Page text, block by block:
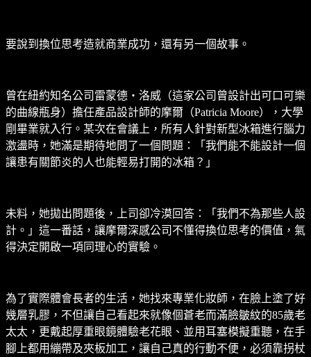
要說到換位思考造就商業成功，還有另一個故事。
曾在紐約知名公司雷蒙德‧洛威（這家公司曾設計出可口可樂
的曲線瓶身）擔任產品設計師的摩爾（Patricia Moore），大學
剛畢業就入行。某次在會議上，所有人針對新型冰箱進行腦力
激盪時，她滿是期待地問了一個問題：「我們能不能設計一個
讓患有關節炎的人也能輕易打開的冰箱？」
未料，她拋出問題後，上司卻冷漠回答：「我們不為那些人設
計。」這一番話，讓摩爾深感公司不懂得換位思考的價值，氣
得決定開啟一項同理心的實驗。
為了實際體會長者的生活，她找來專業化妝師，在臉上塗了好
幾層乳膠，不但讓自己看起來就像個蒼老而滿臉皺紋的85歲老
太太，更戴起厚重眼鏡體驗老花眼、並用耳塞模擬重聽，在手
腳上都用繃帶及夾板加工，讓自己真的行動不便，必須靠拐杖